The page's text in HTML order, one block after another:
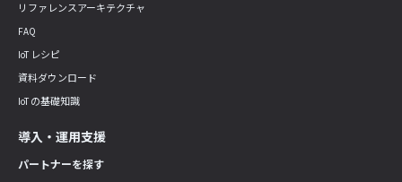
リファレンスアーキテクチャ
FAQ
IoT レシピ
資料ダウンロード
IoT の基礎知識
導入・運用支援
パートナーを探す